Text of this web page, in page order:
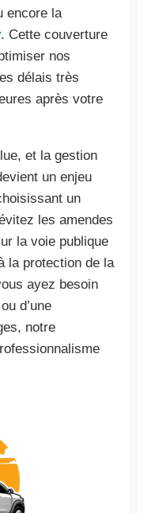
encore la
. Cette couverture
nos
délais très
après votre
et la gestion
un enjeu
un
les amendes
la voie publique
la protection de la
ayez besoin
ou d’une
notre